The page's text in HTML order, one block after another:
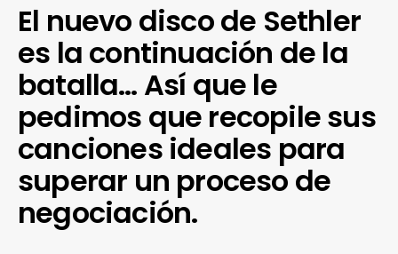
El nuevo disco de Sethler
es la continuación de la
batalla… Así que le
pedimos que recopile sus
canciones ideales para
superar un proceso de
negociación.